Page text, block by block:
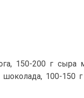
150-200 г сыра
100-150 г